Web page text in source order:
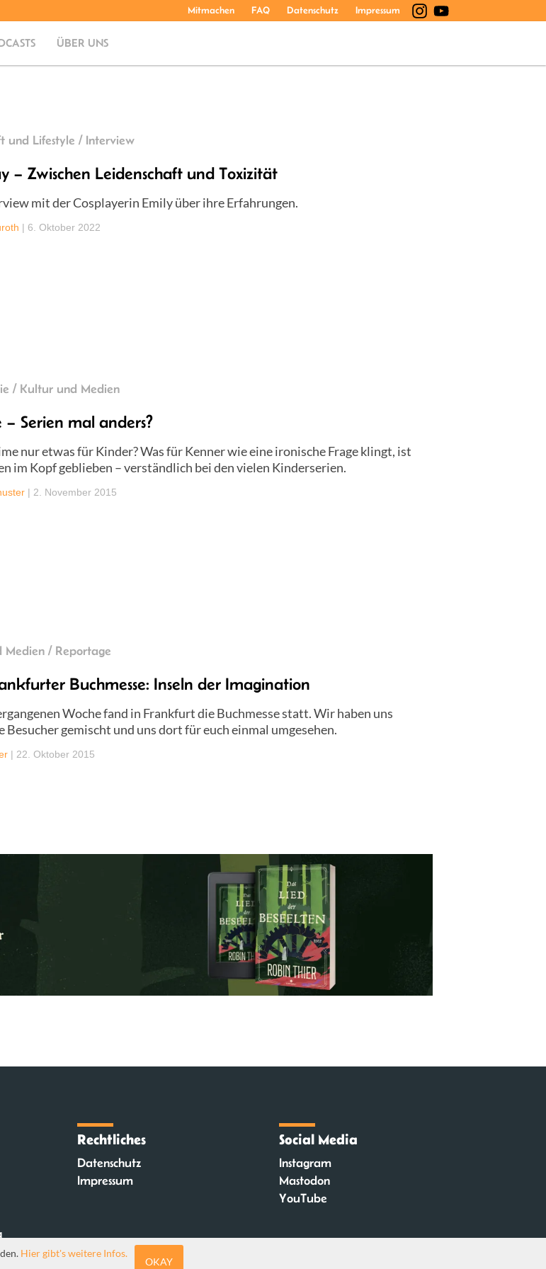
Mitmachen FAQ Datenschutz Impressum
ÜBER UNS
und Lifestyle / Interview
– Zwischen Leidenschaft und Toxizität
mit der Cosplayerin Emily über ihre Erfahrungen.
| 6. Oktober 2022
/ Kultur und Medien
Serien mal anders?
nur etwas für Kinder? Was für Kenner wie eine ironische Frage klingt, ist
im Kopf geblieben – verständlich bei den vielen Kinderserien.
| 2. November 2015
Medien / Reportage
Buchmesse: Inseln der Imagination
Woche fand in Frankfurt die Buchmesse statt. Wir haben uns
Besucher gemischt und uns dort für euch einmal umgesehen.
| 22. Oktober 2015
Rechtliches
Datenschutz
Impressum
Social Media
Instagram
Mastodon
YouTube
Hier gibt's weitere Infos.
OKAY